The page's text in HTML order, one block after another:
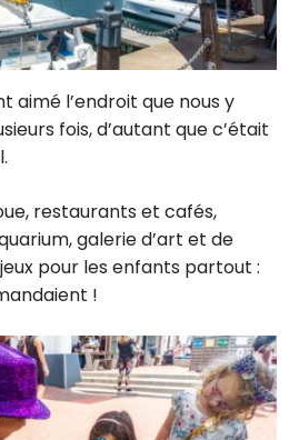
aimé l’endroit que nous y
fois, d’autant que c’était
restaurants et cafés,
galerie d’art et de
pour les enfants partout :
!